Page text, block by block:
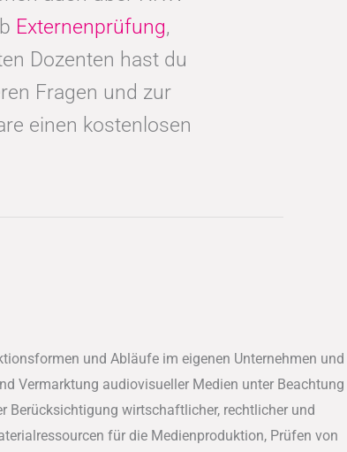
Externenprüfung,
Dozenten hast du
Fragen und zur
einen kostenlosen
und Abläufe im eigenen Unternehmen und
Vermarktung audiovisueller Medien unter Beachtung
Berücksichtigung wirtschaftlicher, rechtlicher und
für die Medienproduktion, Prüfen von